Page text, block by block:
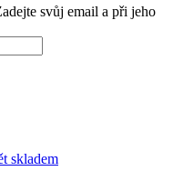
svůj email a při jeho
skladem